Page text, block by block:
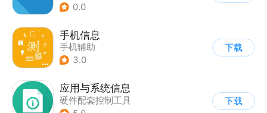
0.0
手机信息
手机辅助
3.0
下载
应用与系统信息
硬件配套控制工具
下载